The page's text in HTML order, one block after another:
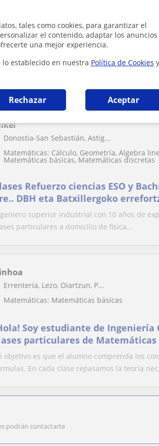
tales como cookies, para garantizar el
el contenido, adaptar los anuncios
una mejor experiencia.
lo establecido en nuestra Política de Cookies y
Rechazar Aceptar
Matemáticas: Matemáticas básicas
de matemáticas imparte
hasta 2º bachillerato
de matemáticas imparte clases de
Donostia-San Sebastián, Astig...
Matemáticas: Cálculo, Geometría, Álgebra
Matemáticas básicas, Matemáticas discretas
Refuerzo ciencias ESO y
DBH eta Batxillergoko
superior industrial con 10 años de
particulares a domicilio de fisica...
Errenteria, Lezo, Oiartzun, P...
Matemáticas: Matemáticas básicas
Soy estudiante de
particulares de
ESO y Bachillerato
objetivo es que el alumno comprenda los
En cada clase repasamos la teoría
podrán contactarte